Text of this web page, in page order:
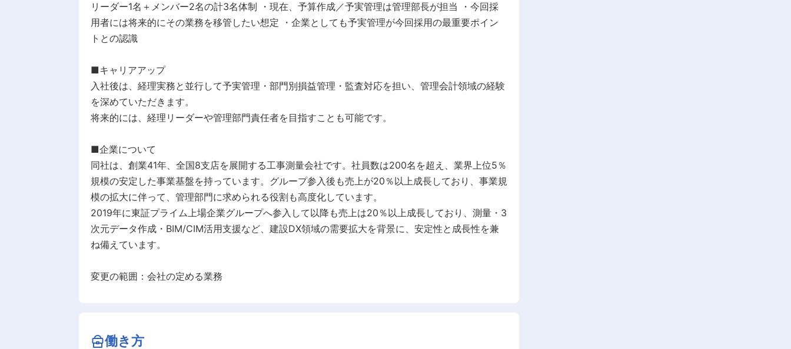
リーダー1名＋メンバー2名の計3名体制 ・現在、予算作成／予実管理は管理部長が担当 ・今回採
用者には将来的にその業務を移管したい想定 ・企業としても予実管理が今回採用の最重要ポイン
トとの認識
■キャリアアップ
入社後は、経理実務と並行して予実管理・部門別損益管理・監査対応を担い、管理会計領域の経験
を深めていただきます。
将来的には、経理リーダーや管理部門責任者を目指すことも可能です。
■企業について
同社は、創業41年、全国8支店を展開する工事測量会社です。社員数は200名を超え、業界上位5％
規模の安定した事業基盤を持っています。グループ参入後も売上が20％以上成長しており、事業規
模の拡大に伴って、管理部門に求められる役割も高度化しています。
2019年に東証プライム上場企業グループへ参入して以降も売上は20％以上成長しており、測量・3
次元データ作成・BIM/CIM活用支援など、建設DX領域の需要拡大を背景に、安定性と成長性を兼
ね備えています。
変更の範囲：会社の定める業務
働き方